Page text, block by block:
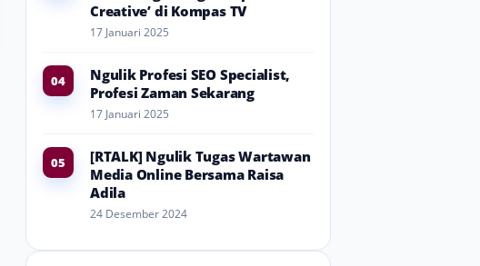
Creative’ di Kompas TV
17 Januari 2025
04
Ngulik Profesi SEO Specialist,
Profesi Zaman Sekarang
17 Januari 2025
05
[RTALK] Ngulik Tugas Wartawan
Media Online Bersama Raisa
Adila
24 Desember 2024